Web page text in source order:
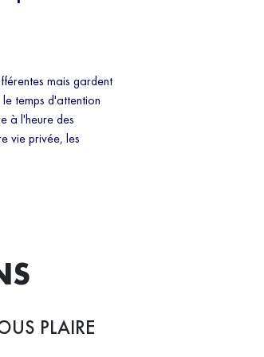
mais gardent
temps d'attention
à l'heure des
vie privée, les
PLAIRE